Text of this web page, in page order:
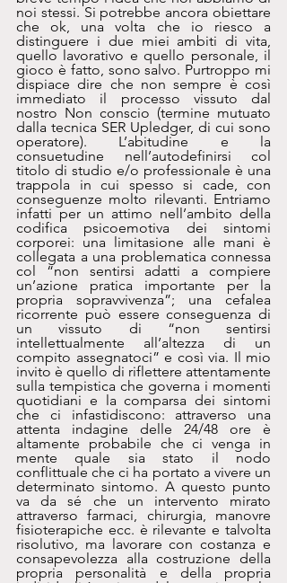
noi stessi. Si potrebbe ancora obiettare
che ok, una volta che io riesco a
distinguere i due miei ambiti di vita,
quello lavorativo e quello personale, il
gioco è fatto, sono salvo. Purtroppo mi
dispiace dire che non sempre è così
immediato il processo vissuto dal
nostro Non conscio (termine mutuato
dalla tecnica SER Upledger, di cui sono
operatore). L’abitudine e la
consuetudine nell’autodefinirsi col
titolo di studio e/o professionale è una
trappola in cui spesso si cade, con
conseguenze molto rilevanti. Entriamo
infatti per un attimo nell’ambito della
codifica psicoemotiva dei sintomi
corporei: una limitasione alle mani è
collegata a una problematica connessa
col “non sentirsi adatti a compiere
un’azione pratica importante per la
propria sopravvivenza”; una cefalea
ricorrente può essere conseguenza di
un vissuto di “non sentirsi
intellettualmente all’altezza di un
compito assegnatoci” e così via. Il mio
invito è quello di riflettere attentamente
sulla tempistica che governa i momenti
quotidiani e la comparsa dei sintomi
che ci infastidiscono: attraverso una
attenta indagine delle 24/48 ore è
altamente probabile che ci venga in
mente quale sia stato il nodo
conflittuale che ci ha portato a vivere un
determinato sintomo. A questo punto
va da sé che un intervento mirato
attraverso farmaci, chirurgia, manovre
fisioterapiche ecc. è rilevante e talvolta
risolutivo, ma lavorare con costanza e
consapevolezza alla costruzione della
propria personalità e della propria